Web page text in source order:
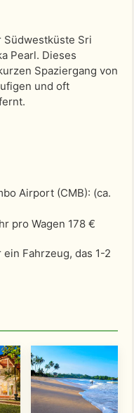
Südwestküste Sri
Pearl. Dieses
Spaziergang von
und oft
Airport (CMB): (ca.
pro Wagen 178 €
Fahrzeug, das 1-2